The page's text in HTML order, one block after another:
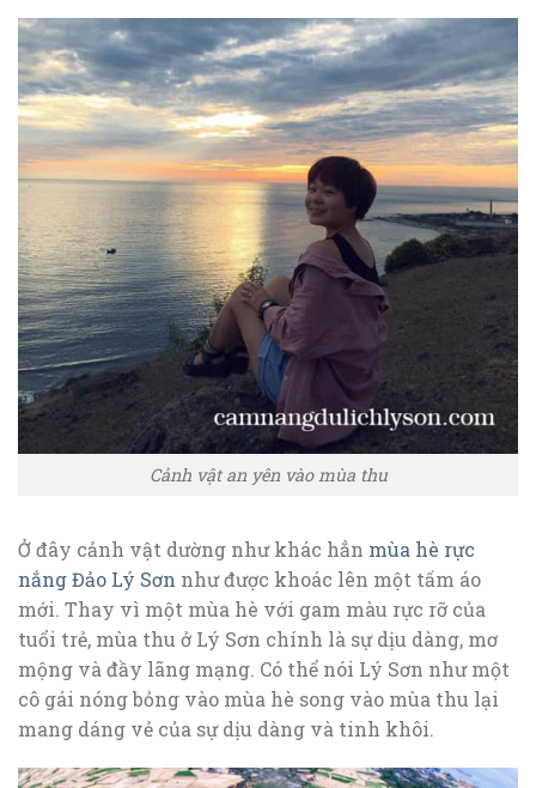
Cảnh vật an yên vào mùa thu
Ở đây cảnh vật dường như khác hẳn mùa hè rực
nắng Đảo Lý Sơn như được khoác lên một tấm áo
mới. Thay vì một mùa hè với gam màu rực rỡ của
tuổi trẻ, mùa thu ở Lý Sơn chính là sự dịu dàng, mơ
mộng và đầy lãng mạng. Có thể nói Lý Sơn như một
cô gái nóng bỏng vào mùa hè song vào mùa thu lại
mang dáng vẻ của sự dịu dàng và tinh khôi.